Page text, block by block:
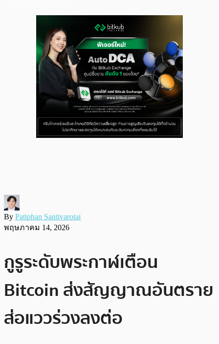
By Patiphan Santivarotai
พฤษภาคม 14, 2026
กูรูระดับพระกาฬเตือน
Bitcoin ส่งสัญญาณอันตราย
ส่อแววร่วงลงต่อ